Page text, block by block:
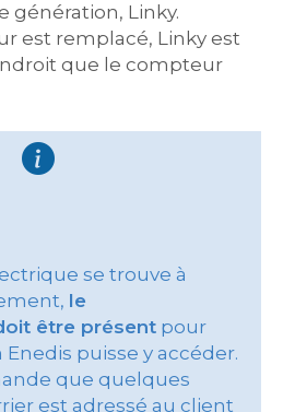
génération, Linky.
est remplacé, Linky est
que le compteur
se trouve à
le
être présent pour
puisse y accéder.
que quelques
est adressé au client